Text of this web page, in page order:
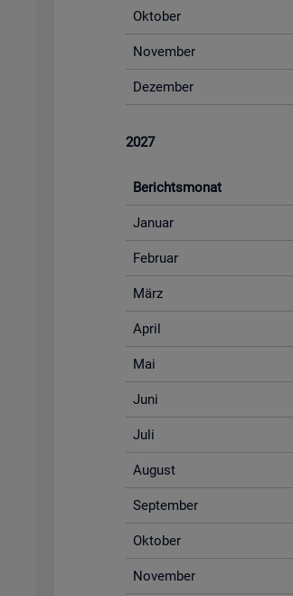
Ok­to­ber
No­vem­ber
De­zem­ber
2027
Be­richts­mo­nat
Ja­nu­ar
Fe­bru­ar
März
April
Mai
Juni
Juli
Au­gust
Sep­tem­ber
Ok­to­ber
No­vem­ber